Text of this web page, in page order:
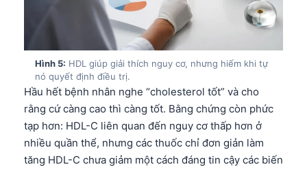
Hình 5: HDL giúp giải thích nguy cơ, nhưng hiếm khi tự
nó quyết định điều trị.
Hầu hết bệnh nhân nghe “cholesterol tốt” và cho
rằng cứ càng cao thì càng tốt. Bằng chứng còn phức
tạp hơn: HDL-C liên quan đến nguy cơ thấp hơn ở
nhiều quần thể, nhưng các thuốc chỉ đơn giản làm
tăng HDL-C chưa giảm một cách đáng tin cậy các biến